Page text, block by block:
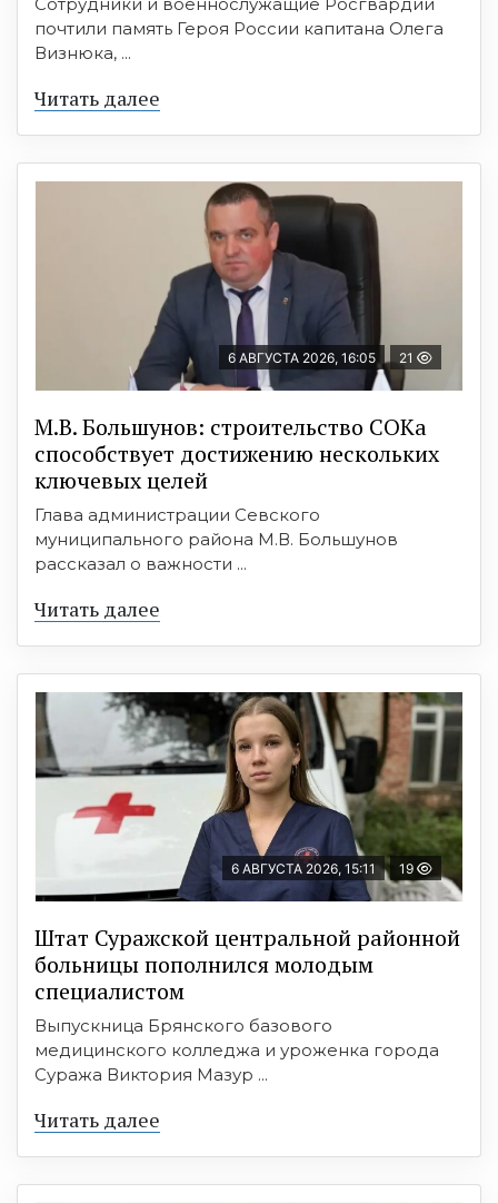
почтили память Героя России капитана Олега
Визнюка, ...
Читать далее
6 АВГУСТА 2026, 16:05 21
М.В. Большунов: строительство СОКа
способствует достижению нескольких
ключевых целей
Глава администрации Севского
муниципального района М.В. Большунов
рассказал о важности ...
Читать далее
6 АВГУСТА 2026, 15:11 19
Штат Суражской центральной районной
больницы пополнился молодым
специалистом
Выпускница Брянского базового
медицинского колледжа и уроженка города
Суража Виктория Мазур ...
Читать далее